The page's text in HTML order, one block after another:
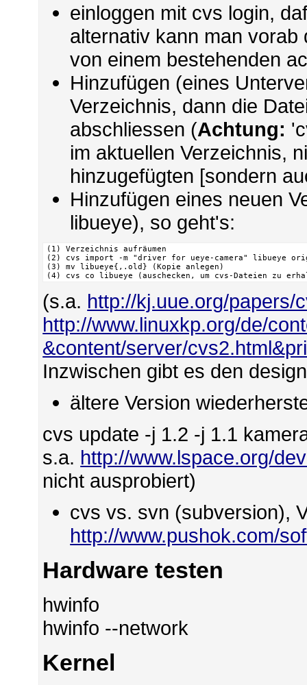
einloggen mit cvs login,
alternativ kann man
von einem bestehenden
Hinzufügen (eines
Verzeichnis, dann die
abschliessen (Achtung:
im aktuellen Verzeichnis,
hinzugefügten [sondern
Hinzufügen eines neuen
libueye), so geht's:
(1) Verzeichnis aufräumen
(2) cvs import -m "driver for ueye-camera" libueye
(3) mv libueye{,.old} (Kopie anlegen)
(4) cvs co libueye (auschecken, um cvs-Dateien zu
(s.a. http://kj.uue.org/papers/
http://www.linuxkp.org/de/
&content/server/
Inzwischen gibt es den
ältere Version
cvs update -j 1.2 -j 1.1
s.a. http://www.lspace.org/
nicht ausprobiert)
cvs vs. svn (subversion),
http://www.pushok.com/
Hardware testen
hwinfo
hwinfo --network
Kernel